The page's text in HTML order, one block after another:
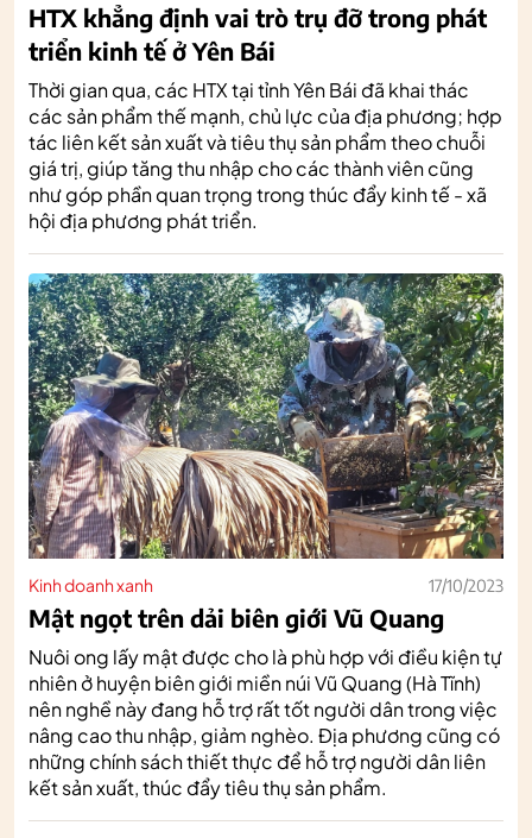
HTX khẳng định vai trò trụ đỡ trong phát
triển kinh tế ở Yên Bái
Thời gian qua, các HTX tại tỉnh Yên Bái đã khai thác
các sản phẩm thế mạnh, chủ lực của địa phương; hợp
tác liên kết sản xuất và tiêu thụ sản phẩm theo chuỗi
giá trị, giúp tăng thu nhập cho các thành viên cũng
như góp phần quan trọng trong thúc đẩy kinh tế - xã
hội địa phương phát triển.
Kinh doanh xanh 17/10/2023
Mật ngọt trên dải biên giới Vũ Quang
Nuôi ong lấy mật được cho là phù hợp với điều kiện tự
nhiên ở huyện biên giới miền núi Vũ Quang (Hà Tĩnh)
nên nghề này đang hỗ trợ rất tốt người dân trong việc
nâng cao thu nhập, giảm nghèo. Địa phương cũng có
những chính sách thiết thực để hỗ trợ người dân liên
kết sản xuất, thúc đẩy tiêu thụ sản phẩm.